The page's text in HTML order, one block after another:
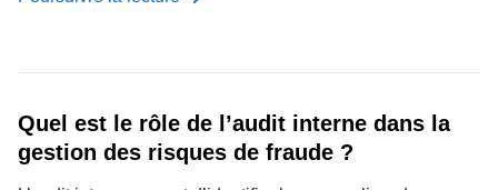
Quel est le rôle de l’audit interne dans la
gestion des risques de fraude ?